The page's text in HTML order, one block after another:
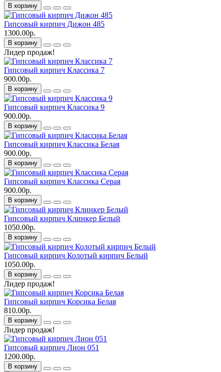
В корзину
Гипсовый кирпич Дижон 485
1300.00р.
В корзину
Лидер продаж!
Гипсовый кирпич Классика 7
900.00р.
В корзину
Гипсовый кирпич Классика 9
900.00р.
В корзину
Гипсовый кирпич Классика Белая
900.00р.
В корзину
Гипсовый кирпич Классика Серая
900.00р.
В корзину
Гипсовый кирпич Клинкер Белый
1050.00р.
В корзину
Гипсовый кирпич Колотый кирпич Белый
1050.00р.
В корзину
Лидер продаж!
Гипсовый кирпич Корсика Белая
810.00р.
В корзину
Лидер продаж!
Гипсовый кирпич Лион 051
1200.00р.
В корзину